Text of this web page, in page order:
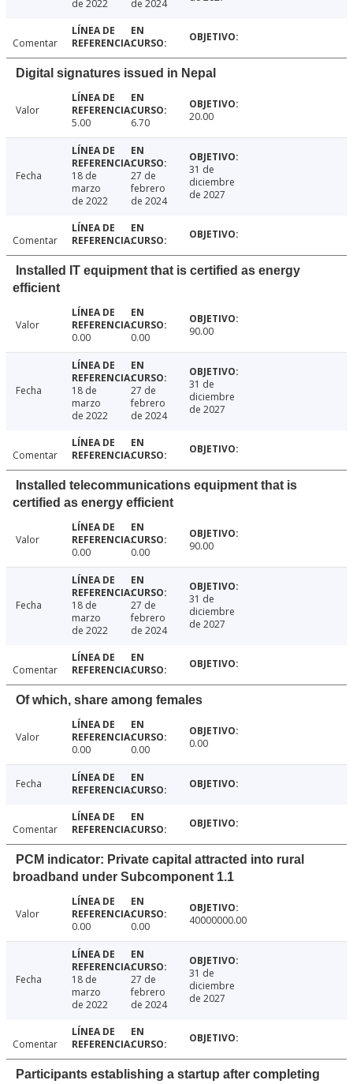
de 2022 de 2024
Comentar
Digital signatures issued in Nepal
Valor
5.00
6.70 20.00
Fecha
18 de
marzo
de 2022
27 de
febrero
de 2024
31 de
diciembre
de 2027
Comentar
Installed IT equipment that is certified as energy
efficient
Valor
0.00
0.00 90.00
Fecha
18 de
marzo
de 2022
27 de
febrero
de 2024
31 de
diciembre
de 2027
Comentar
Installed telecommunications equipment that is
certified as energy efficient
Valor
0.00
0.00 90.00
Fecha
18 de
marzo
de 2022
27 de
febrero
de 2024
31 de
diciembre
de 2027
Comentar
Of which, share among females
Valor
0.00
0.00 0.00
Fecha
Comentar
PCM indicator: Private capital attracted into rural
broadband under Subcomponent 1.1
Valor
0.00
0.00 40000000.00
Fecha
18 de
marzo
de 2022
27 de
febrero
de 2024
31 de
diciembre
de 2027
Comentar
Participants establishing a startup after completing